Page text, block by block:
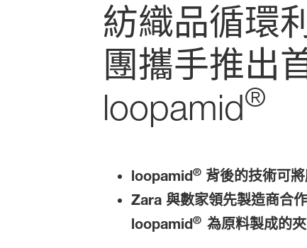
紡織品循環
團攜手推出
loopamid®
loopamid®背後的技術可將
Zara 與數家領先製造商合
loopamid® 為原料製成的